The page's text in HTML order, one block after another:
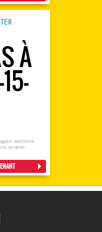
À
sélectionné.
de vente >